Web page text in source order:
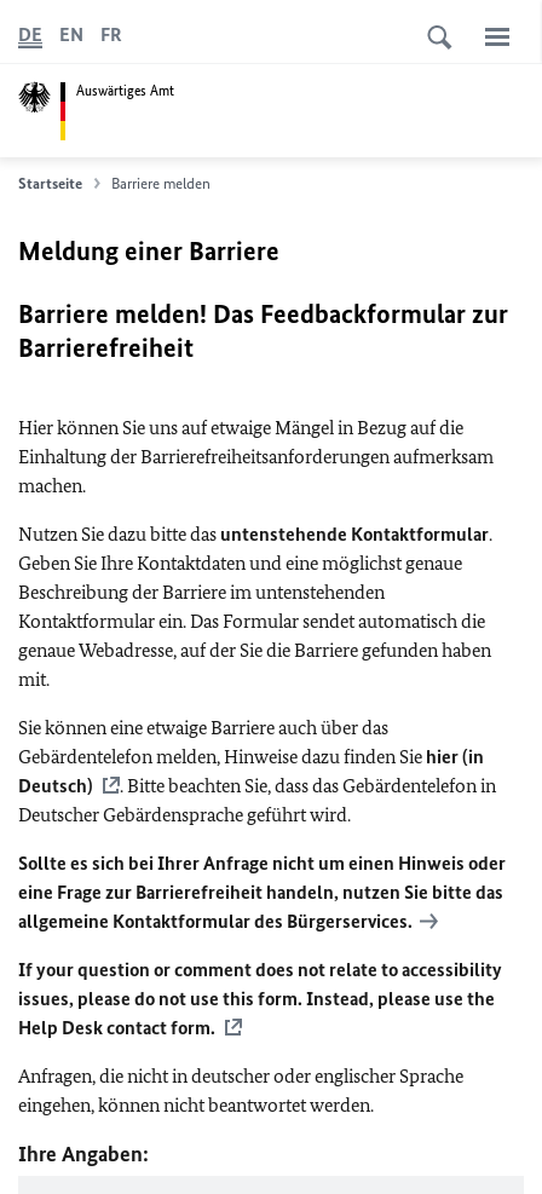
Auswärtiges Amt
DE EN FR
Startseite Barriere melden
Meldung einer Barriere
Barriere melden! Das Feedbackformular zur
Barrierefreiheit
Hier können Sie uns auf etwaige Mängel in Bezug auf die
Einhaltung der Barrierefreiheitsanforderungen aufmerksam
machen.
Nutzen Sie dazu bitte das untenstehende Kontaktformular.
Geben Sie Ihre Kontaktdaten und eine möglichst genaue
Beschreibung der Barriere im untenstehenden
Kontaktformular ein. Das Formular sendet automatisch die
genaue Webadresse, auf der Sie die Barriere gefunden haben
mit.
Sie können eine etwaige Barriere auch über das
Gebärdentelefon melden, Hinweise dazu finden Sie hier (in
Deutsch)
. Bitte beachten Sie, dass das Gebärdentelefon in
Deutscher Gebärdensprache geführt wird.
Sollte es sich bei Ihrer Anfrage nicht um einen Hinweis oder
eine Frage zur Barrierefreiheit handeln, nutzen Sie bitte das
allgemeine Kontaktformular des Bürgerservices.
If your question or comment does not relate to accessibility
issues, please do not use this form. Instead, please use the
Help Desk contact form.
Anfragen, die nicht in deutscher oder englischer Sprache
eingehen, können nicht beantwortet werden.
Ihre Angaben: